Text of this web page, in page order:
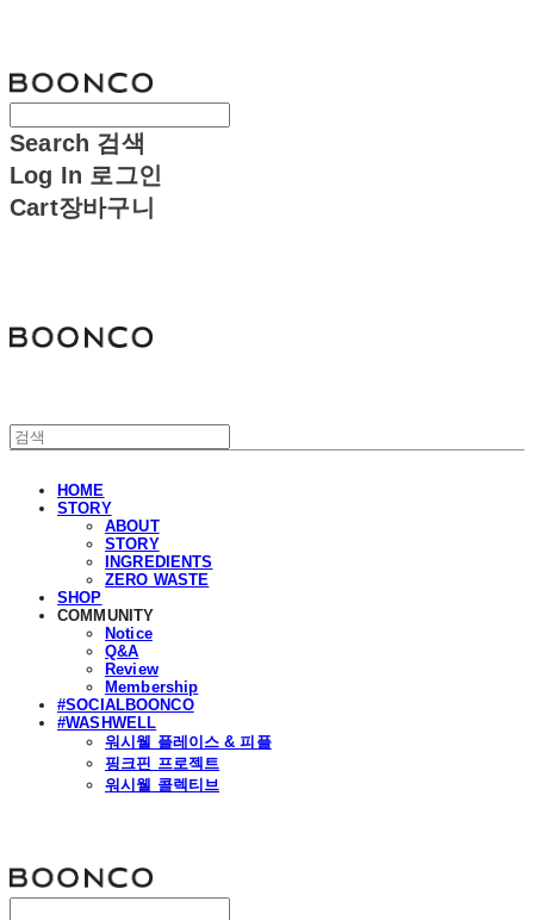
Search 검색
Log In 로그인
Cart장바구니
HOME
STORY
ABOUT
STORY
INGREDIENTS
ZERO WASTE
SHOP
COMMUNITY
Notice
Q&A
Review
Membership
#SOCIALBOONCO
#WASHWELL
워시웰 플레이스 & 피플
핑크핀 프로젝트
워시웰 콜렉티브